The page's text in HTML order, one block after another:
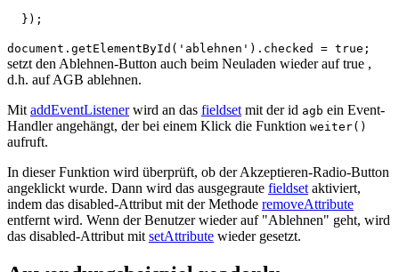
});
document.getElementById('ablehnen').checked = true;
setzt den Ablehnen-Button auch beim Neuladen wieder auf true ,
d.h. auf AGB ablehnen.
Mit addEventListenerwird an das fieldset mit der id agb ein Event-
Handler angehängt, der bei einem Klick die Funktion weiter()
aufruft.
In dieser Funktion wird überprüft, ob der Akzeptieren-Radio-Button
angeklickt wurde. Dann wird das ausgegraute fieldset aktiviert,
indem das disabled-Attribut mit der Methode removeAttribute
entfernt wird. Wenn der Benutzer wieder auf "Ablehnen" geht, wird
das disabled-Attribut mit setAttribute wieder gesetzt.